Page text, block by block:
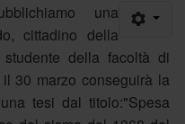
una
cittadino della
della facoltà di
30 marzo conseguirà la
tesi dal titolo:"Spesa